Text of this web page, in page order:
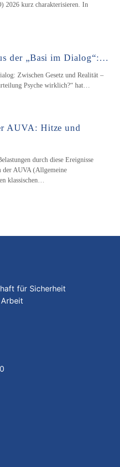
2026 kurz charakterisieren. In
der „Basi im Dialog“:…
Zwischen Gesetz und Realität –
Psyche wirklich?“ hat…
AUVA: Hitze und
durch diese Ereignisse
der AUVA (Allgemeine
klassischen…
für Sicherheit